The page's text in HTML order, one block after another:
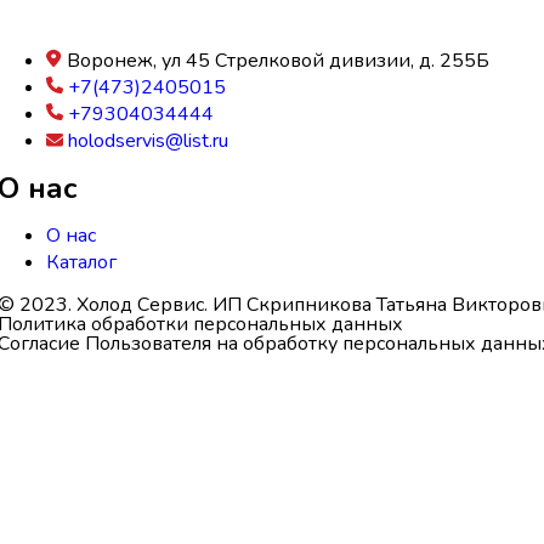
Воронеж, ул 45 Стрелковой дивизии, д. 255Б
+7(473)2405015
+79304034444
holodservis@list.ru
нас
О нас
Каталог
2023. Холод Сервис. ИП Скрипникова Татьяна
обработки персональных данных
Пользователя на обработку персональных